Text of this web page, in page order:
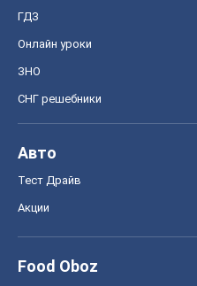
ГДЗ
Онлайн уроки
ЗНО
СНГ решебники
Авто
Тест Драйв
Акции
Food Oboz